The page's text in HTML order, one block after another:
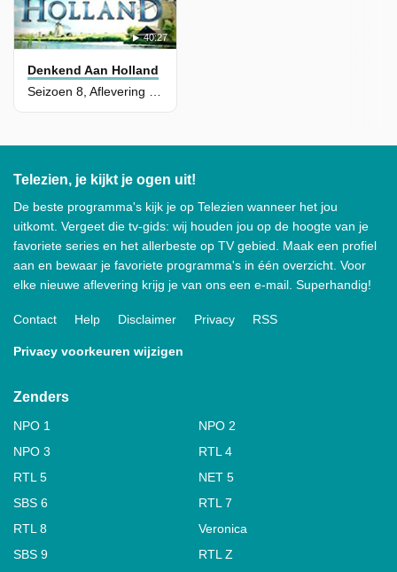
40:27
Denkend Aan Holland
Telezien, je kijkt je ogen uit!
De beste programma's kijk je op Telezien wanneer het jou
uitkomt. Vergeet die tv-gids: wij houden jou op de hoogte van je
favoriete series en het allerbeste op TV gebied. Maak een profiel
aan en bewaar je favoriete programma's in één overzicht. Voor
elke nieuwe aflevering krijg je van ons een e-mail. Superhandig!
Contact Help Disclaimer Privacy RSS
Privacy voorkeuren wijzigen
Zenders
NPO 1
NPO 2
NPO 3
RTL 4
RTL 5
NET 5
SBS 6
RTL 7
RTL 8
Veronica
SBS 9
RTL Z